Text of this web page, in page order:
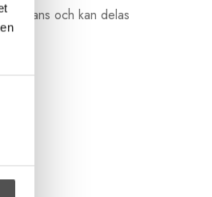
glans och kan delas